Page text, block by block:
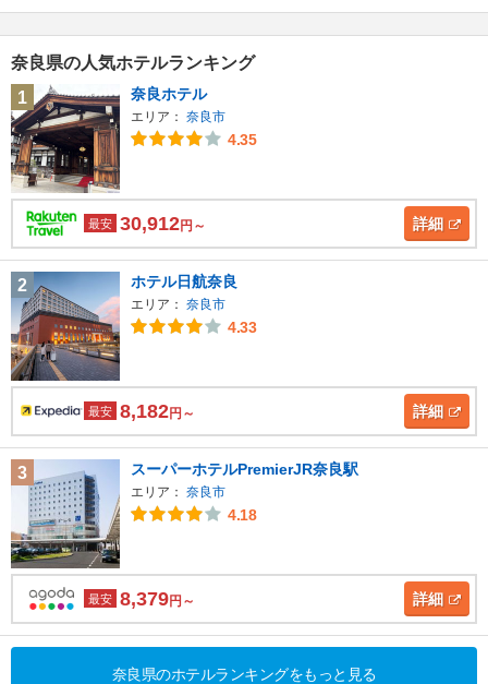
奈良県の人気ホテルランキング
1
奈良ホテル
エリア： 奈良市
4.35
最安 30,912円～ 詳細
2 ホテル日航奈良
エリア： 奈良市
4.33
最安 8,182円～ 詳細
3 スーパーホテルPremierJR奈良駅
エリア： 奈良市
4.18
最安 8,379円～ 詳細
奈良県のホテルランキングをもっと見る